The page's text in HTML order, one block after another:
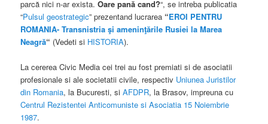
parcă nici n-ar exista.Oare pană cand?“, se intreba publicatia
“Pulsul geostrategic” prezentand lucrarea “EROI PENTRU
ROMANIA- Transnistria şi ameninţările Rusiei la Marea
Neagră“ (Vedeti si HISTORIA).
La cererea Civic Media cei trei au fost premiati si de asociatii
profesionale si ale societatii civile, respectiv Uniunea Juristilor
din Romania, la Bucuresti, siAFDPR, la Brasov, impreuna cu
Centrul Rezistentei Anticomuniste si Asociatia 15 Noiembrie
1987.